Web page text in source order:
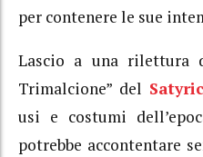
per contenere le sue
Lascio a una rilettura
Trimalcione” del
usi e costumi
potrebbe accontentare